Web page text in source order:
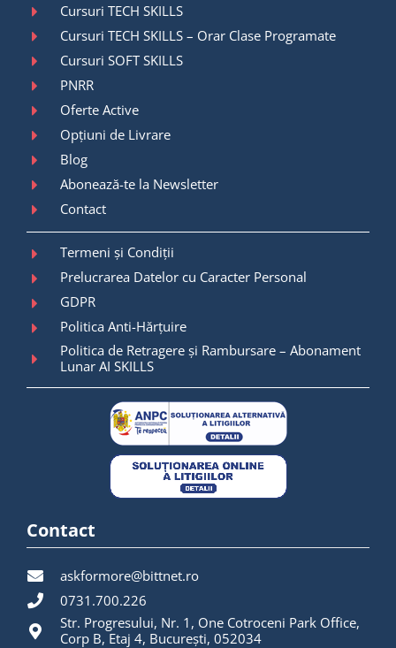
Cursuri TECH SKILLS
Cursuri TECH SKILLS – Orar Clase Programate
Cursuri SOFT SKILLS
PNRR
Oferte Active
Opțiuni de Livrare
Blog
Abonează-te la Newsletter
Contact
Termeni și Condiții
Prelucrarea Datelor cu Caracter Personal
GDPR
Politica Anti-Hărțuire
Politica de Retragere și Rambursare – Abonament
Lunar AI SKILLS
Contact
askformore@bittnet.ro
0731.700.226
Str. Progresului, Nr. 1, One Cotroceni Park Office,
Corp B, Etaj 4, București, 052034